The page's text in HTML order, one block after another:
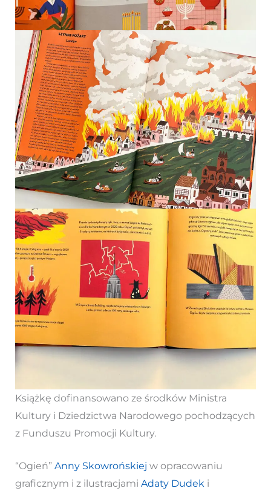
Książkę dofinansowano ze środków Ministra
Kultury i Dziedzictwa Narodowego pochodzących
z Funduszu Promocji Kultury.
“Ogień” Anny Skowrońskiej w opracowaniu
graficznym i z ilustracjami Adaty Dudeki